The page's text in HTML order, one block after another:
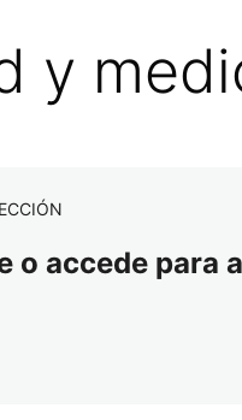
y
o accede para